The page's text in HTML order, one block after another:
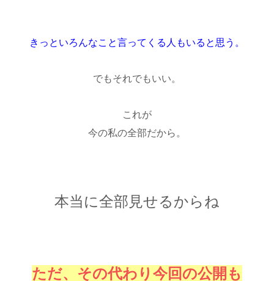
きっといろんなこと言ってくる人もいると思う。
でもそれでもいい。
これが
今の私の全部だから。
本当に全部見せるからね
ただ、その代わり今回の公開も